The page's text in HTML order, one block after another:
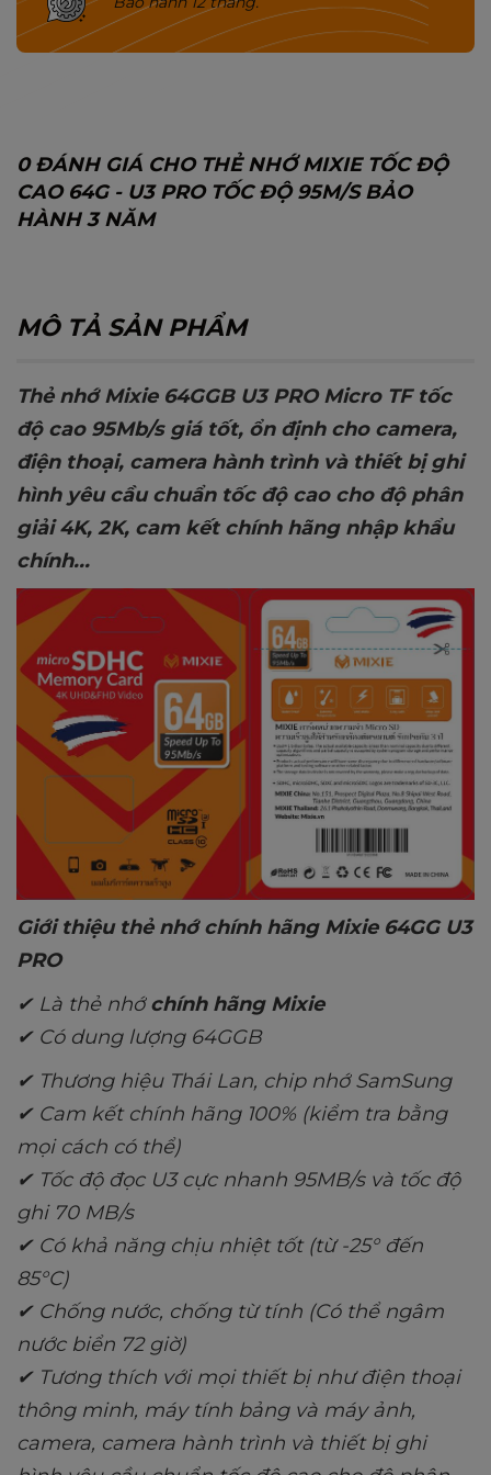
0 ĐÁNH GIÁ CHO THẺ NHỚ MIXIE TỐC ĐỘ
CAO 64G - U3 PRO TỐC ĐỘ 95M/S BẢO
HÀNH 3 NĂM
MÔ TẢ SẢN PHẨM
Thẻ nhớMixie64GGB U3 PRO Micro TFtốc
độ cao 95Mb/s giá tốt, ổn định cho camera,
điện thoại, camera hành trình và thiết bị ghi
hình yêu cầu chuẩn tốc độ cao cho độ phân
giải 4K, 2K, cam kết chính hãng nhập khẩu
chính...
Giới thiệu thẻ nhớ chính hãng Mixie64GG U3
PRO
✔Là thẻ nhớchính hãng Mixie
✔ Có dung lượng 64GGB
✔ Thương hiệu Thái Lan, chip nhớ SamSung
✔ Cam kết chính hãng 100% (kiểm tra bằng
mọi cách có thể)
✔ Tốc độ đọc U3cực nhanh 95MB/s và tốc độ
ghi 70 MB/s
✔ Có khả năng chịu nhiệt tốt (từ -25° đến
85°C)
✔ Chống nước, chống từ tính (Có thể ngâm
nước biển 72 giờ)
✔ Tương thích với mọi thiết bị như điện thoại
thông minh, máy tính bảng và máy ảnh,
camera, camera hành trình và thiết bị ghi